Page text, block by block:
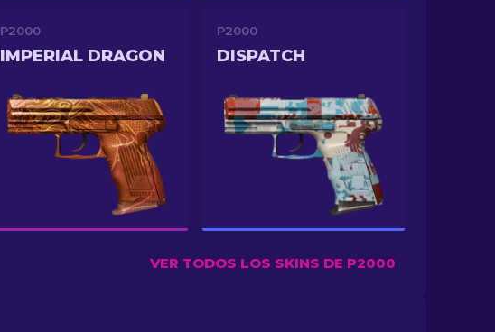
P2000
IMPERIAL DRAGON
P2000
DISPATCH
VER TODOS LOS SKINS DE P2000